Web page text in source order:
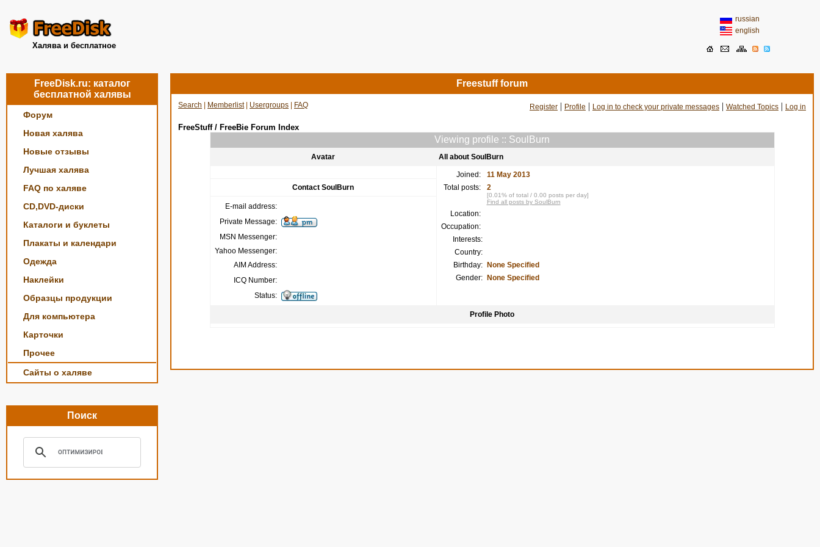
Халява и бесплатное
russian
english
FreeDisk.ru: каталог
бесплатной халявы
Форум
Новая халява
Новые отзывы
Лучшая халява
FAQ по халяве
CD,DVD-диски
Каталоги и буклеты
Плакаты и календари
Одежда
Наклейки
Образцы продукции
Для компьютера
Карточки
Прочее
Сайты о халяве
Поиск
Freestuff forum
Search Memberlist| Usergroups FAQ Register | Profile | Log in to check your private messages | Watched Topics | Log in
FreeStuff / FreeBie Forum Index
Viewing profile :: SoulBurn
Avatar All about SoulBurn
Joined:
11 May 2013
Total posts:
2
[0.01% of total / 0.00 posts per day]
Find all posts by SoulBurn
Location:
Occupation:
Interests:
Country:
Birthday:
None Specified
Gender:
None Specified
Contact SoulBurn
E-mail address:
Private Message:
MSN Messenger:
Yahoo Messenger:
AIM Address:
ICQ Number:
Status:
Profile Photo